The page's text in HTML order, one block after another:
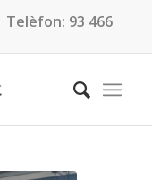
Telèfon: 93 466